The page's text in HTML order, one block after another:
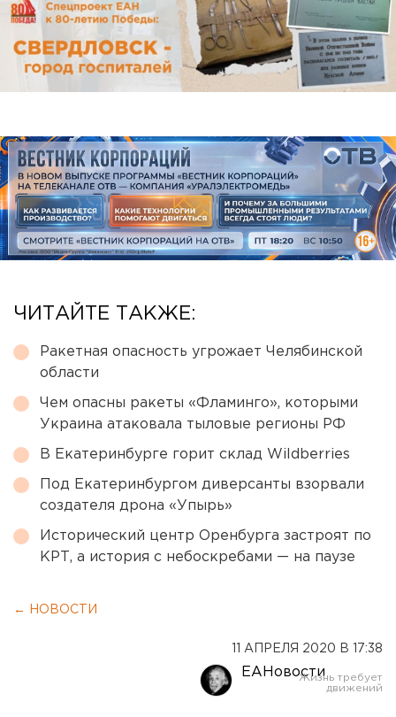
ЧИТАЙТЕ ТАКЖЕ:
Ракетная опасность угрожает Челябинской
области
Чем опасны ракеты «Фламинго», которыми
Украина атаковала тыловые регионы РФ
В Екатеринбурге горит склад Wildberries
Под Екатеринбургом диверсанты взорвали
создателя дрона «Упырь»
Исторический центр Оренбурга застроят по
КРТ, а история с небоскребами — на паузе
← НОВОСТИ
11 АПРЕЛЯ 2020 В 17:38
ЕАНовости